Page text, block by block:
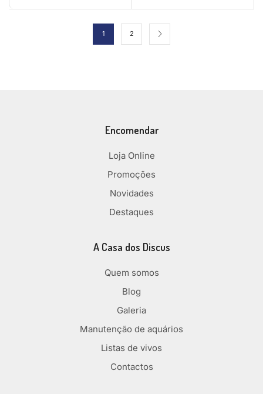
1 2
Encomendar
Loja Online
Promoções
Novidades
Destaques
A Casa dos Discus
Quem somos
Blog
Galeria
Manutenção de aquários
Listas de vivos
Contactos